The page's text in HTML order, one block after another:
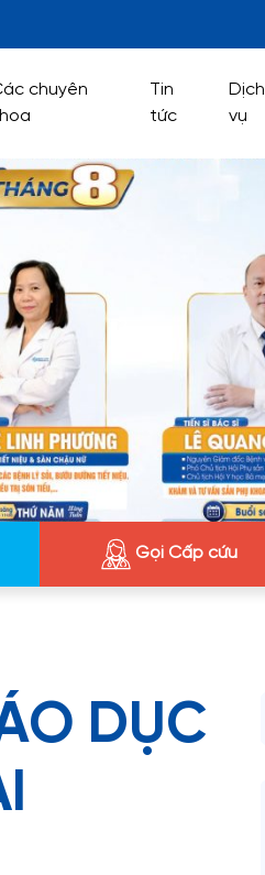
chuyên
Tin
tức
Dịch
vụ
Gọi Cấp cứu
DỤC